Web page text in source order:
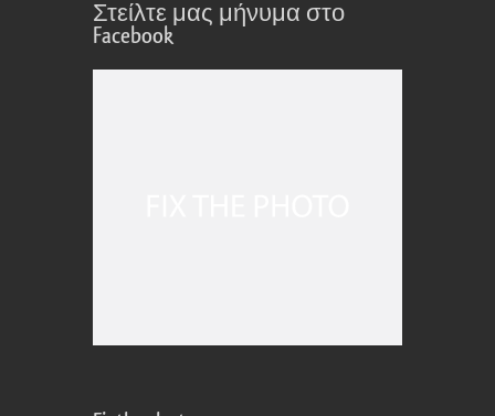
Στείλτε μας μήνυμα στο
Facebook